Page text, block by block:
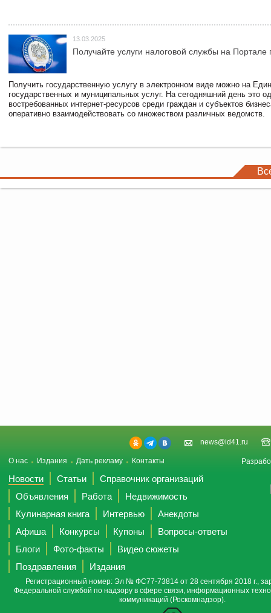
13.03.2025
Получайте услуги налоговой службы на Портале
Получить государственную услугу в электронном виде можно на
государственных и муниципальных услуг. На сегодняшний день это
востребованных интернет-ресурсов среди граждан и субъектов
оперативно взаимодействовать со множеством различных ведомств.
news@id41.ru
О нас Издания Дать рекламу Контакты
Новости Статьи
Справочник организаций
Объявления
Работа
Недвижимость
Кулинарная книга
Интервью
Анекдоты
Афиша
Конкурсы Купоны
Вопросы-ответы
Блоги
Фото-факты
Видео сюжеты
Поздравления
Издания
Регистрационный номер: Эл № ФС77-73814 от 28 сентября 2018 г.,
Федеральной службой по надзору в сфере связи, информационных
коммуникаций (Роскомнадзор).